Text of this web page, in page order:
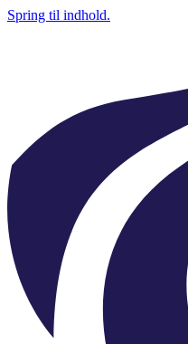
Spring til indhold.